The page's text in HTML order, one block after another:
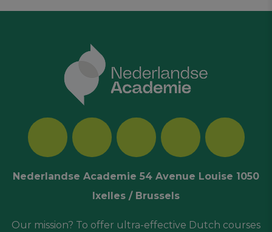
Nederlandse Academie 54 Avenue Louise 1050
Ixelles / Brussels
Our mission? To offer ultra-effective Dutch courses